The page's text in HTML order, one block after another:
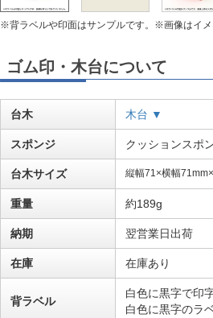
※背ラベルや印面はサンプルです。※画像はイメ
ゴム印・木台について
台木 木台 ▼
スポンジ クッションスポ
台木サイズ 縦幅71×横幅
重量 約189g
納期 翌営業日出荷
在庫 在庫あり
背ラベル
白色に黒字で印
白色に黒字のラ